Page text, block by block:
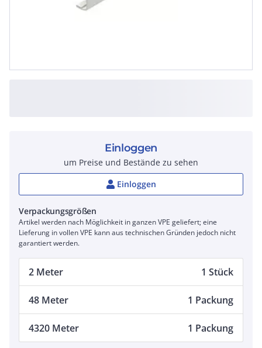
Einloggen
um Preise und Bestände zu sehen
Einloggen
Verpackungsgrößen
Artikel werden nach Möglichkeit in ganzen VPE geliefert; eine
Lieferung in vollen VPE kann aus technischen Gründen jedoch nicht
garantiert werden.
2 Meter 1 Stück
48 Meter 1 Packung
4320 Meter 1 Packung